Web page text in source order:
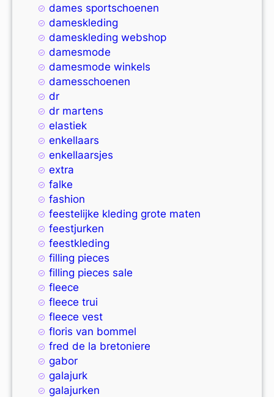
dames sportschoenen
dameskleding
dameskleding webshop
damesmode
damesmode winkels
damesschoenen
dr
dr martens
elastiek
enkellaars
enkellaarsjes
extra
falke
fashion
feestelijke kleding grote maten
feestjurken
feestkleding
filling pieces
filling pieces sale
fleece
fleece trui
fleece vest
floris van bommel
fred de la bretoniere
gabor
galajurk
galajurken